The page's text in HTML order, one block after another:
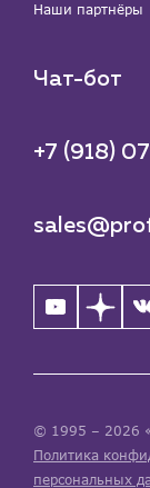
Наши партнёры
Чат-бот
+7 (918)
© 1995 – 2026
Политика
персональных